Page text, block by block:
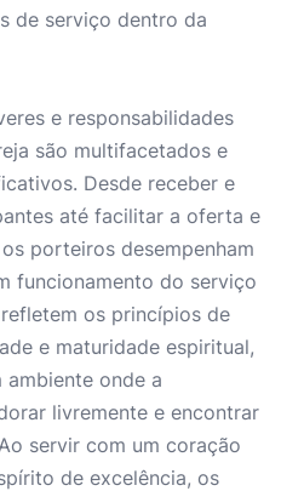
de serviço dentro da
e responsabilidades
são multifacetados e
Desde receber e
até facilitar a oferta e
porteiros desempenham
funcionamento do serviço
os princípios de
e maturidade espiritual,
onde a
livremente e encontrar
servir com um coração
de excelência, os